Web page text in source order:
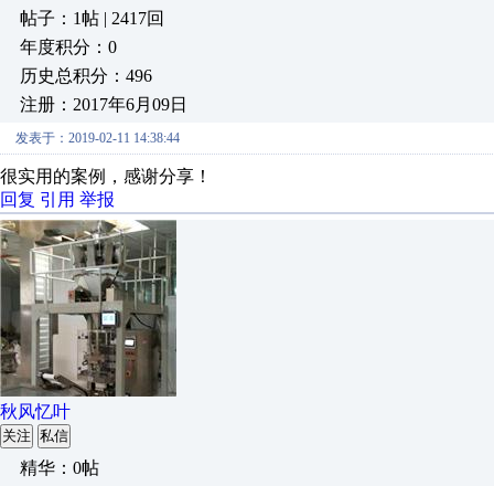
帖子：1帖 | 2417回
年度积分：0
历史总积分：496
注册：2017年6月09日
发表于：2019-02-11 14:38:44
很实用的案例，感谢分享！
回复 引用 举报
秋风忆叶
关注 私信
精华：0帖